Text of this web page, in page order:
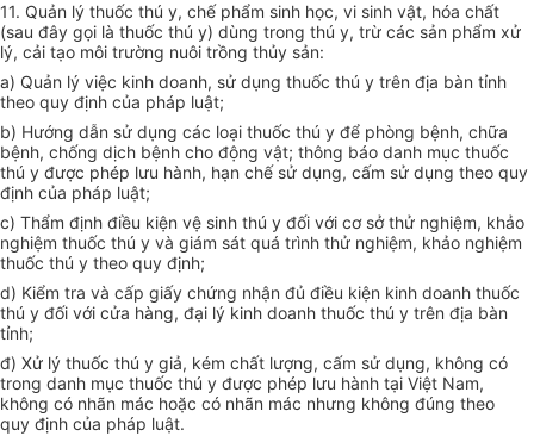
11. Quản lý thuốc thú y, chế phẩm sinh học, vi sinh vật, hóa chất
(sau đây gọi là thuốc thú y) dùng trong thú y, trừ các sản phẩm xử
lý, cải tạo môi trường nuôi trồng thủy sản:
a) Quản lý việc kinh doanh, sử dụng thuốc thú y trên địa bàn tỉnh
theo quy định của pháp luật;
b) Hướng dẫn sử dụng các loại thuốc thú y để phòng bệnh, chữa
bệnh, chống dịch bệnh cho động vật; thông báo danh mục thuốc
thú y được phép lưu hành, hạn chế sử dụng, cấm sử dụng theo quy
định của pháp luật;
c) Thẩm định điều kiện vệ sinh thú y đối với cơ sở thử nghiệm, khảo
nghiệm thuốc thú y và giám sát quá trình thử nghiệm, khảo nghiệm
thuốc thú y theo quy định;
d) Kiểm tra và cấp giấy chứng nhận đủ điều kiện kinh doanh thuốc
thú y đối với cửa hàng, đại lý kinh doanh thuốc thú y trên địa bàn
tỉnh;
đ) Xử lý thuốc thú y giả, kém chất lượng, cấm sử dụng, không có
trong danh mục thuốc thú y được phép lưu hành tại Việt Nam,
không có nhãn mác hoặc có nhãn mác nhưng không đúng theo
quy định của pháp luật.